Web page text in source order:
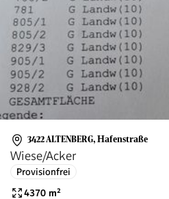
3422 ALTENBERG, Hafenstraße
Wiese/Acker
Provisionfrei
4370 m²